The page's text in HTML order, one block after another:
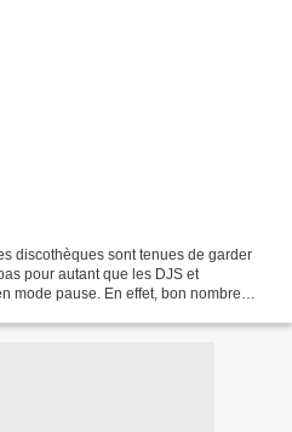
discothèques sont tenues de garder
pour autant que les DJS et
mode pause. En effet, bon nombre